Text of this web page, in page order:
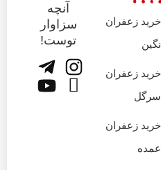
خرید زعفران
نگین
خرید زعفران
سرگل
خرید زعفران
عمده
آنچه
سزاوار
توست!